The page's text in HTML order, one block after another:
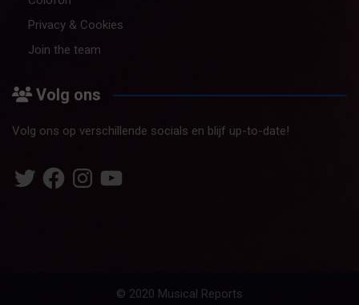
Privacy & Cookies
Join the team
Volg ons
Volg ons op verschillende socials en blijf up-to-date!
TwitterFacebookInstagram
YouTube
© 2020 Musical Reports